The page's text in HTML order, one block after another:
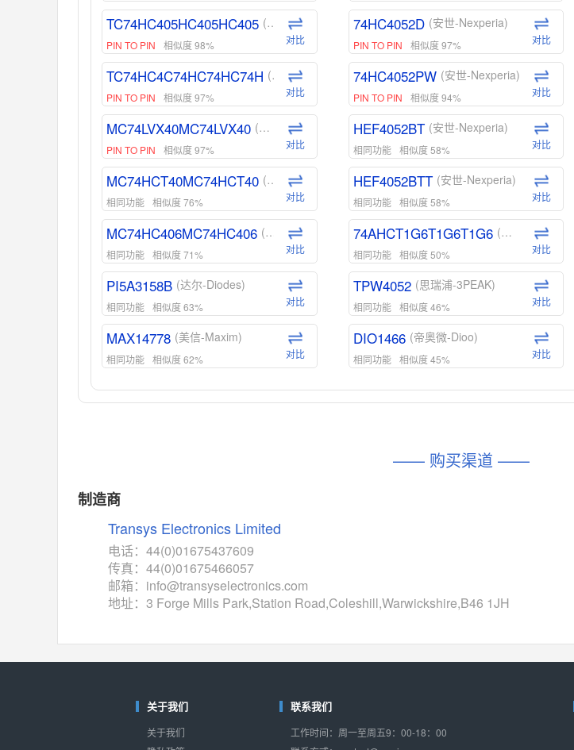
TC74HC405HC405HC405 (东芝-Toshiba)
PIN TO PIN 相似度 98% 对比
TC74HC4C74HC74HC74H (东芝-Toshiba)
PIN TO PIN 相似度 97% 对比
MC74LVX40MC74LVX40 (安森美-ON)
PIN TO PIN 相似度 97% 对比
MC74HCT40MC74HCT40 (安森美-ON)
相同功能 相似度 76% 对比
MC74HC406MC74HC406 (安森美-ON)
相同功能 相似度 71% 对比
PI5A3158B (达尔-Diodes)
相同功能 相似度 63% 对比
MAX14778 (美信-Maxim)
相同功能 相似度 62% 对比
ADG1439 (亚德诺-ADI)
对比
MAX14760
M74HC4852 (意法-ST)
相同功能 相似度 52%
TC4052BF (东芝-Toshiba)
ISL54233 (瑞萨-Renesas)
相似度 49%
74HC4052D (安世-Nexperia)
PIN TO PIN 相似度 97% 对比
74HC4052PW (安世-Nexperia)
PIN TO PIN 相似度 94% 对比
HEF4052BT (安世-Nexperia)
相同功能 相似度 58% 对比
HEF4052BTT (安世-Nexperia)
相同功能 相似度 58% 对比
74AHCT1G6T1G6T1G6 (安世-Nexperia)
相同功能 相似度 50% 对比
TPW4052 (思瑞浦-3PEAK)
相同功能 相似度 46% 对比
DIO1466 (帝奥微-Dioo)
相同功能 相似度 45% 对比
DIO1159 (帝奥微-Dioo)
对比
相似度 44%
TPW3221 (思瑞浦-3PEAK)
相同功能
—— 购买渠道 ——
制造商
Transys Electronics Limited
电话：44(0)01675437609
传真：44(0)01675466057
邮箱：info@transyselectronics.com
地址：3 Forge Mills Park,Station Road,Coleshill,Warwickshire,B46 1JH
关于我们
关于我们
联系我们
工作时间：周一至周五9：00-18：00